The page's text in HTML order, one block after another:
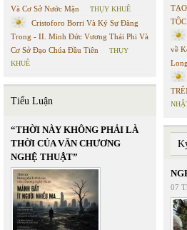
Và Cơ Sở Nước Mặn
THỤY KHUÊ
Cristoforo Borri Và Ký Sự Đàng
Trong - II. Minh Đức Vương Thái Phi Và
Cơ Sở Đạo Chúa Đầu Tiên
THỤY
KHUÊ
Tiểu Luận
“THỜI NÀY KHÔNG PHẢI LÀ
THỜI CỦA VĂN CHƯƠNG
NGHỆ THUẬT”
về
Long
07